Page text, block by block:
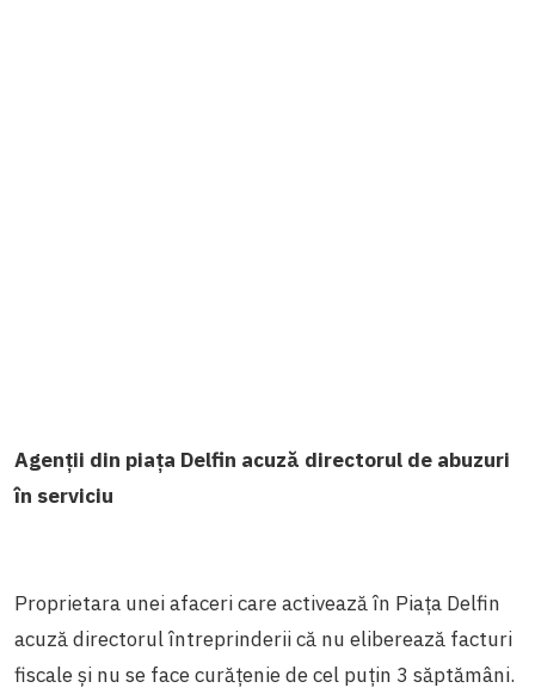
Agenții din piața Delfin acuză directorul de abuzuri
în serviciu
Proprietara unei afaceri care activează în Piața Delfin
acuză directorul întreprinderii că nu eliberează facturi
fiscale și nu se face curățenie de cel puțin 3 săptămâni.